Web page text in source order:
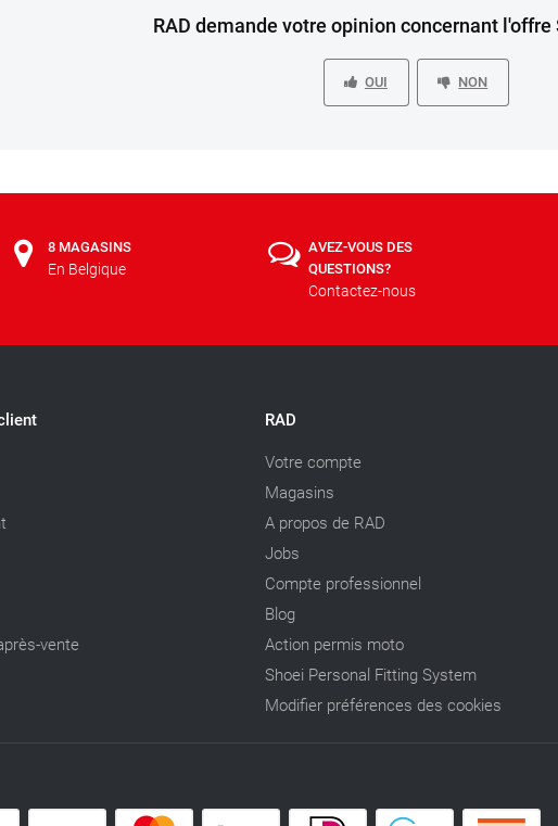
RAD demande votre opinion concernant l'offre
OUI NON
8 MAGASINS
En Belgique
AVEZ-VOUS DES
QUESTIONS?
Contactez-nous
vente
RAD
Votre compte
Magasins
A propos de RAD
Jobs
Compte professionnel
Blog
Action permis moto
Shoei Personal Fitting System
Modifier préférences des cookies